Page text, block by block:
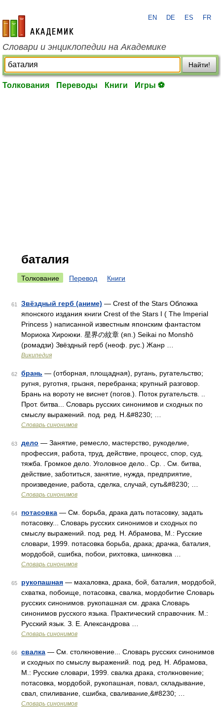
academic.ru
EN DE ES FR
Словари и энциклопедии на Академике
Найти!
Толкования Переводы Книги Игры ⚽
баталия
Толкование Перевод Книги
61 Звёздный герб (аниме) — Crest of the Stars Обложка
японского издания книги Crest of the Stars I ( The Imperial
Princess ) написанной известным японским фантастом
Мориока Хироюки. 星界の紋章 (яп.) Seikai no Monshō
(ромадзи) Звёздный герб (неоф. рус.) Жанр …
Википедия
62 брань — (отборная, площадная), ругань, ругательство;
ругня, руготня, грызня, перебранка; крупный разговор.
Брань на вороту не виснет (погов.). Поток ругательств. ..
Прот. битва... Словарь русских синонимов и сходных по
смыслу выражений. под. ред. Н.&#8230; …
Словарь синонимов
63 дело — Занятие, ремесло, мастерство, рукоделие,
профессия, работа, труд, действие, процесс, спор, суд,
тяжба. Громкое дело. Уголовное дело.. Ср. . См. битва,
действие, заботиться, занятие, нужда, предприятие,
произведение, работа, сделка, случай, суть&#8230; …
Словарь синонимов
64 потасовка — См. борьба, драка дать потасовку, задать
потасовку... Словарь русских синонимов и сходных по
смыслу выражений. под. ред. Н. Абрамова, М.: Русские
словари, 1999. потасовка борьба, драка; драчка, баталия,
мордобой, сшибка, побои, рихтовка, шинковка …
Словарь синонимов
65 рукопашная — махаловка, драка, бой, баталия, мордобой,
схватка, побоище, потасовка, свалка, мордобитие Словарь
русских синонимов. рукопашная см. драка Словарь
синонимов русского языка. Практический справочник. М.:
Русский язык. З. Е. Александрова …
Словарь синонимов
66 свалка — См. столкновение... Словарь русских синонимов
и сходных по смыслу выражений. под. ред. Н. Абрамова,
М.: Русские словари, 1999. свалка драка, столкновение;
потасовка, мордобой, рукопашная, повал, складывание,
свал, спиливание, сшибка, сваливание,&#8230; …
Словарь синонимов